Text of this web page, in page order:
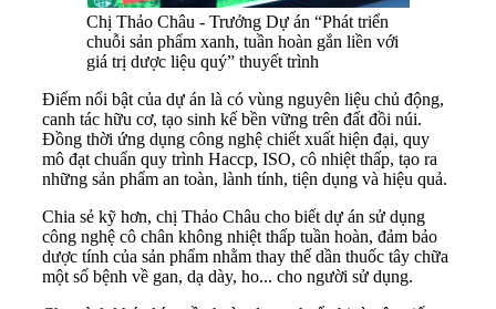
Chị Thảo Châu - Trưởng Dự án “Phát triển
chuỗi sản phẩm xanh, tuần hoàn gắn liền với
giá trị dược liệu quý” thuyết trình
Điểm nổi bật của dự án là có vùng nguyên liệu chủ động,
canh tác hữu cơ, tạo sinh kế bền vững trên đất đồi núi.
Đồng thời ứng dụng công nghệ chiết xuất hiện đại, quy
mô đạt chuẩn quy trình Haccp, ISO, cô nhiệt thấp, tạo ra
những sản phẩm an toàn, lành tính, tiện dụng và hiệu quả.
Chia sẻ kỹ hơn, chị Thảo Châu cho biết dự án sử dụng
công nghệ cô chân không nhiệt thấp tuần hoàn, đảm bảo
dược tính của sản phẩm nhằm thay thế dần thuốc tây chữa
một số bệnh về gan, dạ dày, ho... cho người sử dụng.